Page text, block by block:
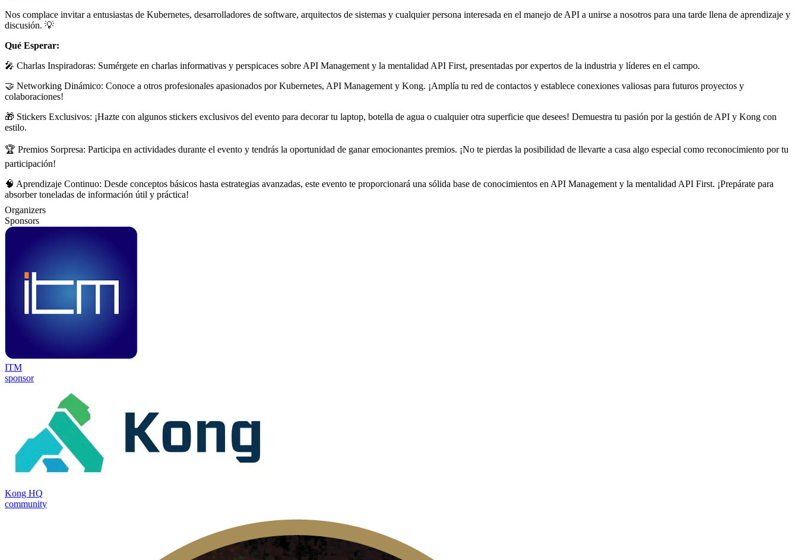
Nos complace invitar a entusiastas de Kubernetes, desarrolladores de software, arquitectos de sistemas y cualquier persona interesada en el manejo de API a unirse a nosotros para una tarde llena de aprendizaje y
discusión. 💡
Qué Esperar:
🎤 Charlas Inspiradoras: Sumérgete en charlas informativas y perspicaces sobre API Management y la mentalidad API First, presentadas por expertos de la industria y líderes en el campo.
🤝 Networking Dinámico: Conoce a otros profesionales apasionados por Kubernetes, API Management y Kong. ¡Amplía tu red de contactos y establece conexiones valiosas para futuros proyectos y
colaboraciones!
🎁 Stickers Exclusivos: ¡Hazte con algunos stickers exclusivos del evento para decorar tu laptop, botella de agua o cualquier otra superficie que desees! Demuestra tu pasión por la gestión de API y Kong con
estilo.
🏆 Premios Sorpresa: Participa en actividades durante el evento y tendrás la oportunidad de ganar emocionantes premios. ¡No te pierdas la posibilidad de llevarte a casa algo especial como reconocimiento por tu
participación!
🧠 Aprendizaje Continuo: Desde conceptos básicos hasta estrategias avanzadas, este evento te proporcionará una sólida base de conocimientos en API Management y la mentalidad API First. ¡Prepárate para
absorber toneladas de información útil y práctica!
Organizers
Sponsors
ITM
sponsor
Kong HQ
community